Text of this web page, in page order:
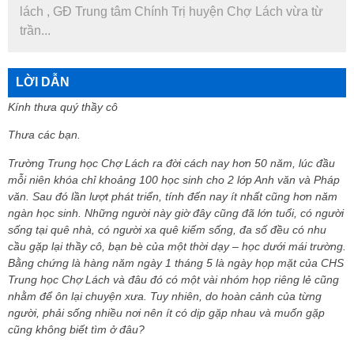
lách , GĐ Trung tâm Chính Trị huyện Chợ Lách vừa từ
trần...
LỜI DẪN
Kính thưa quý thầy cô
Thưa các bạn.
Trường Trung học Chợ Lách ra đời cách nay hơn 50 năm, lúc đầu
mỗi niên khóa chỉ khoảng 100 học sinh cho 2 lớp Anh văn và Pháp
văn. Sau đó lần lượt phát triển, tính đến nay ít nhất cũng hơn năm
ngàn học sinh. Những người này giờ đây cũng đã lớn tuổi, có người
sống tại quê nhà, có người xa quê kiếm sống, đa số đều có nhu
cầu gặp lại thầy cô, bạn bè của một thời dạy – học dưới mái trường.
Bằng chứng là hàng năm ngày 1 tháng 5 là ngày họp mặt của CHS
Trung học Chợ Lách và đâu đó có một vài nhóm họp riêng lẻ cũng
nhằm để ôn lại chuyện xưa. Tuy nhiên, do hoàn cảnh của từng
người, phải sống nhiều nơi nên ít có dịp gặp nhau và muốn gặp
cũng không biết tìm ở đâu?